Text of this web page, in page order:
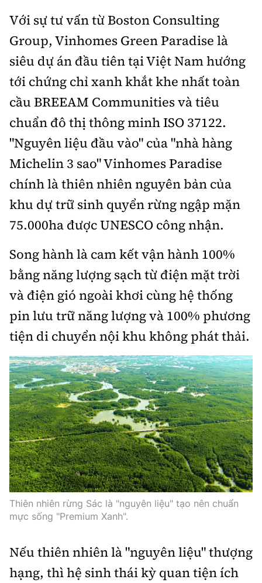
Với sự tư vấn từ Boston Consulting
Group, Vinhomes Green Paradise là
siêu dự án đầu tiên tại Việt Nam hướng
tới chứng chỉ xanh khắt khe nhất toàn
cầu BREEAM Communities và tiêu
chuẩn đô thị thông minh ISO 37122.
"Nguyên liệu đầu vào" của "nhà hàng
Michelin 3 sao" Vinhomes Paradise
chính là thiên nhiên nguyên bản của
khu dự trữ sinh quyển rừng ngập mặn
75.000ha được UNESCO công nhận.
Song hành là cam kết vận hành 100%
bằng năng lượng sạch từ điện mặt trời
và điện gió ngoài khơi cùng hệ thống
pin lưu trữ năng lượng và 100% phương
tiện di chuyển nội khu không phát thải.
Thiên nhiên rừng Sác là "nguyên liệu" tạo nên chuẩn
mực sống "Premium Xanh".
Nếu thiên nhiên là "nguyên liệu" thượng
hạng, thì hệ sinh thái kỳ quan tiện ích